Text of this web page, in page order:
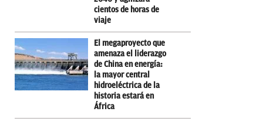
cientos de horas de
viaje
El megaproyecto que
amenaza el liderazgo
de China en energía:
la mayor central
hidroeléctrica de la
historia estará en
África